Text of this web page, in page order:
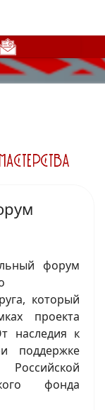
форум
который
проекта
наследия к
поддержке
фонда